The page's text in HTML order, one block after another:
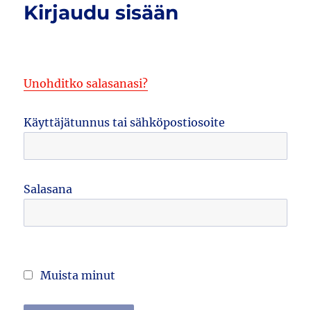
Kirjaudu sisään
Unohditko salasanasi?
Käyttäjätunnus tai sähköpostiosoite
Salasana
Muista minut